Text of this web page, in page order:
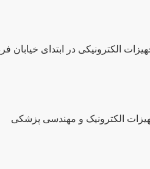
الکترونیکی در ابتدای خیابان
الکترونیک و مهندسی پزشکی